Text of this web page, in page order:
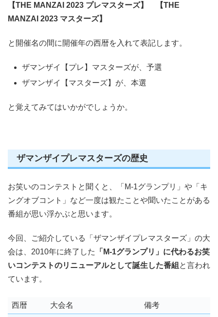
【THE MANZAI 2023 プレマスターズ】
【THE
MANZAI 2023 マスターズ】
と開催名の間に開催年の西暦を入れて表記します。
ザマンザイ 【プレ】 マスターズが、予選
ザマンザイ
【マスターズ】 が、本選
と覚えてみてはいかがでしょうか。
ザマンザイプレマスターズの歴史
お笑いのコンテストと聞くと、「M-1グランプリ」や「キ
ングオブコント」など一度は観たことや聞いたことがある
番組が思い浮かぶと思います。
今回、ご紹介している「ザマンザイプレマスターズ」の大
会は、2010年に終了した
「M-1グランプリ」に代わるお笑
いコンテストのリニューアルとして誕生した番組 と言われ
ています。
西暦 大会名 備考